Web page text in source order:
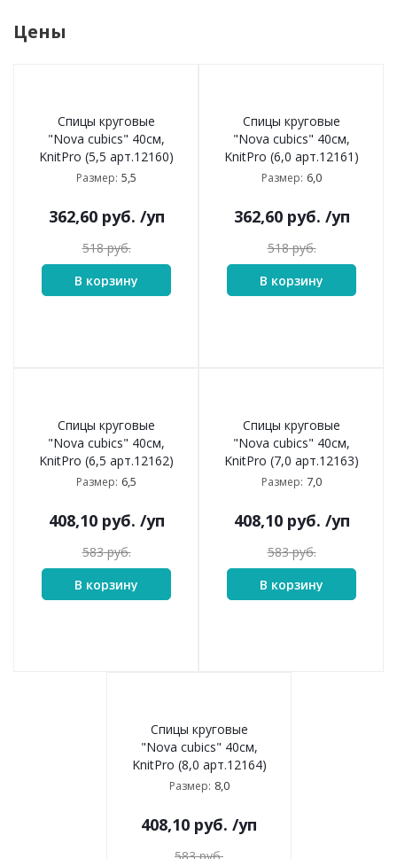
Цены
Спицы круговые
"Nova cubics" 40см,
KnitPro (5,5 арт.12160)
Размер: 5,5
362,60руб. /уп
518руб.
В корзину
Спицы круговые
"Nova cubics" 40см,
KnitPro (6,0 арт.12161)
Размер: 6,0
362,60руб. /уп
518руб.
В корзину
Спицы круговые
"Nova cubics" 40см,
KnitPro (6,5 арт.12162)
Размер: 6,5
408,10руб. /уп
583руб.
В корзину
Спицы круговые
"Nova cubics" 40см,
KnitPro (7,0 арт.12163)
Размер: 7,0
408,10руб. /уп
583руб.
В корзину
Спицы круговые
"Nova cubics" 40см,
KnitPro (8,0 арт.12164)
Размер: 8,0
408,10 руб. /уп